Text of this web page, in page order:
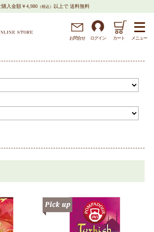
購入金額￥4,980 （税込） 以上で 送料無料
お問合せ ログイン カート メニュー